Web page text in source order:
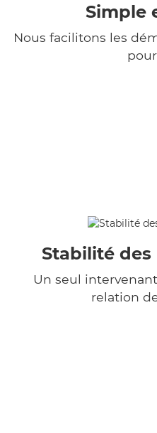
Simple
Nous facilitons les
Stabilité
Un seul
relation